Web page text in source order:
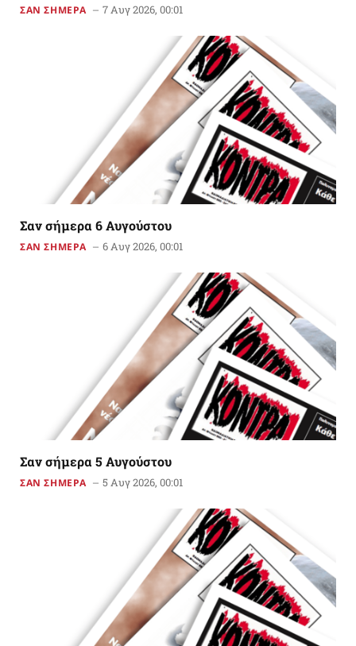
ΣΑΝ ΣΗΜΕΡΑ 7 Αυγ 2026, 00:01
Σαν σήμερα 6 Αυγούστου
ΣΑΝ ΣΗΜΕΡΑ 6 Αυγ 2026, 00:01
Σαν σήμερα 5 Αυγούστου
ΣΑΝ ΣΗΜΕΡΑ 5 Αυγ 2026, 00:01